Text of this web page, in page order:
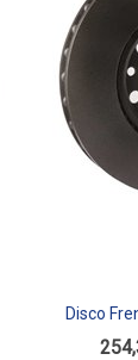
Añadir
Disco